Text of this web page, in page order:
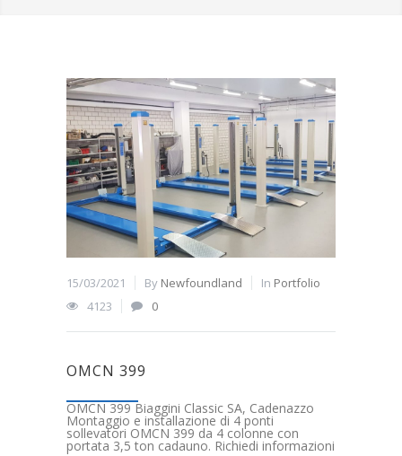
15/03/2021 By Newfoundland In Portfolio
4123
0
OMCN 399
OMCN 399 Biaggini Classic SA, Cadenazzo
Montaggio e installazione di 4 ponti
sollevatori OMCN 399 da 4 colonne con
portata 3,5 ton cadauno. Richiedi informazioni